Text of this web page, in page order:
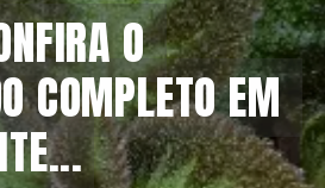
O
COMPLETO EM
O
COMPLETO EM